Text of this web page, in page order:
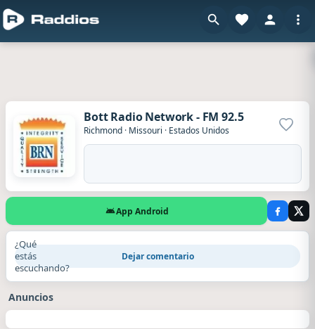
Bott Radio Network - FM 92.5
Richmond · Missouri · Estados Unidos
App Android
¿Qué
estás
escuchando?
Dejar comentario
Anuncios